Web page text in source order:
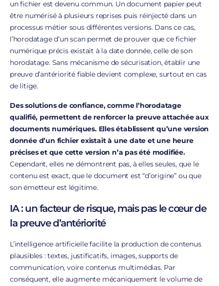
un fichier est devenu commun. Un document papier peut
être numérisé à plusieurs reprises puis réinjecté dans un
processus métier sous différentes versions. Dans ce cas,
l’horodatage d’un scan permet de prouver que ce fichier
numérique précis existait à la date donnée, celle de son
horodatage. Sans mécanisme de sécurisation, établir une
preuve d’antériorité fiable devient complexe, surtout en cas
de litige.
Des solutions de confiance, comme l’horodatage
qualifié, permettent de renforcer la preuve attachée aux
documents numériques. Elles établissent qu’une version
donnée d’un fichier existait à une date et une heure
précises et que cette version n’a pas été modifiée.
Cependant, elles ne démontrent pas, à elles seules, que le
contenu est exact, que le document est “d’origine” ou que
son émetteur est légitime.
IA : un facteur de risque, mais pas le cœur de
la preuve d’antériorité
L’intelligence artificielle facilite la production de contenus
plausibles : textes, justificatifs, images, supports de
communication, voire contenus multimédias. Par
conséquent, elle augmente mécaniquement le volume de